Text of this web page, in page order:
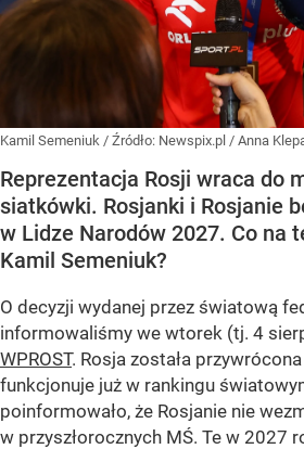
Kamil Semeniuk / Źródło: Newspix.pl / Anna
Reprezentacja Rosji wraca do
siatkówki. Rosjanki i Rosjanie
w Lidze Narodów 2027. Co na
Kamil Semeniuk?
O decyzji wydanej przez światową
informowaliśmy we wtorek (tj. 4
WPROST. Rosja została
funkcjonuje już w rankingu
poinformowało, że Rosjanie nie
w przyszłorocznych MŚ. Te w 2027